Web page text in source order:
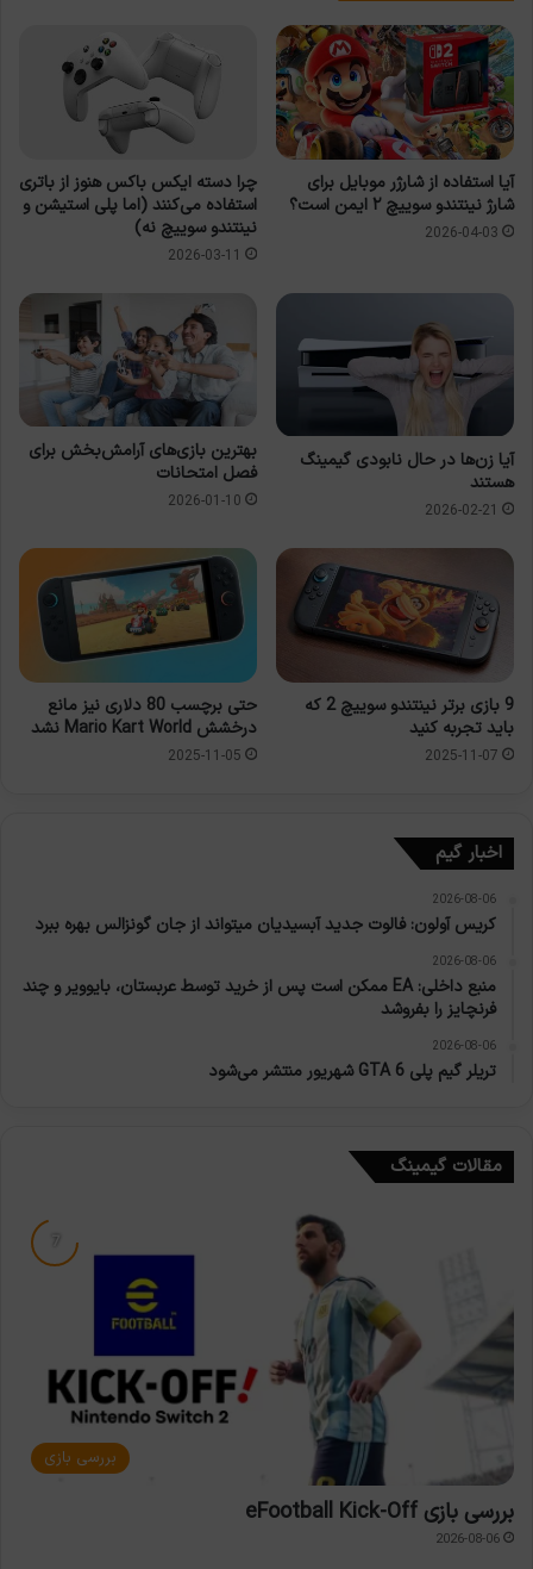
آیا استفاده از شارژر موبایل برای
شارژ نینتندو سوییچ ۲ ایمن است؟
2026-04-03
چرا دسته ایکس باکس هنوز از باتری
استفاده می‌کنند (اما پلی استیشن و
نینتندو سوییچ نه)
2026-03-11
آیا زن‌ها در حال نابودی گیمینگ
هستند
2026-02-21
بهترین بازی‌های آرامش‌بخش برای
فصل امتحانات
2026-01-10
9 بازی برتر نینتندو سوییچ 2 که
باید تجربه کنید
2025-11-07
حتی برچسب 80 دلاری نیز مانع
درخشش Mario Kart World نشد
2025-11-05
اخبار گیم
2026-08-06
کریس آولون: فالوت جدید آبسیدیان میتواند از جان گونزالس بهره ببرد
2026-08-06
منبع داخلی: EA ممکن است پس از خرید توسط عربستان، بایوویر و چند
فرنچایز را بفروشد
2026-08-06
تریلر گیم پلی GTA 6 شهریور منتشر می‌شود
مقالات گیمینگ
بررسی بازی
بررسی بازی eFootball Kick-Off
2026-08-06